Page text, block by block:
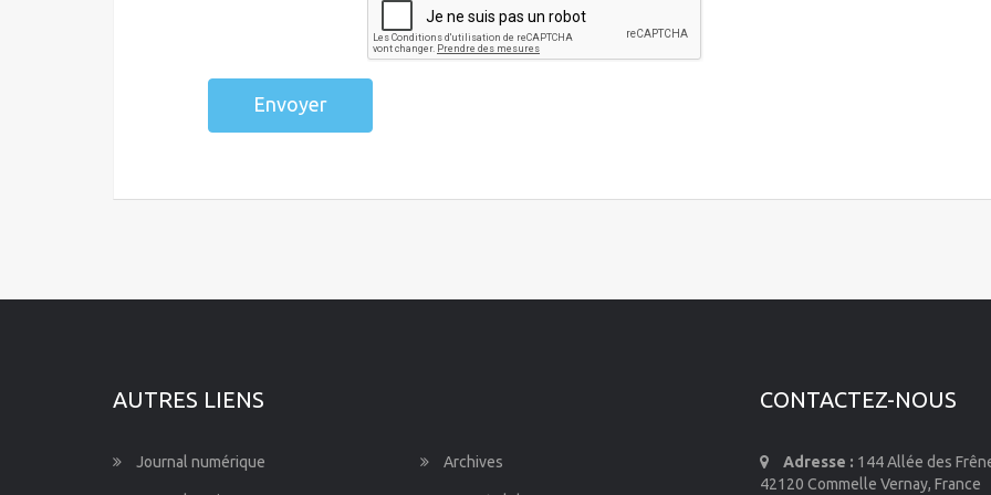
Envoyer
AUTRES LIENS
Journal numérique Archives
CONTACTEZ-NOUS
Adresse : 144 Allée des
42120 Commelle Vernay, France